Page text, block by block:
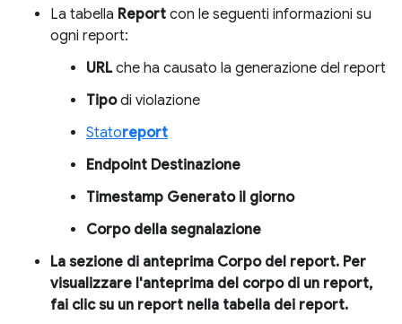
La tabella Report con le seguenti informazioni su
ogni report:
URLche ha causato la generazione del report
Tipodi violazione
Statoreport
Endpoint Destinazione
Timestamp Generato il giorno
Corpodella segnalazione
La sezione di anteprima Corpo del report. Per
visualizzare l'anteprima del corpo di un report,
fai clic su un report nella tabella dei report.